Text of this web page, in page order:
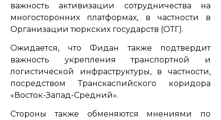
важность активизации сотрудничества на
многосторонних платформах, в частности в
Организации тюркских государств (ОТГ).
Ожидается, что Фидан также подтвердит
важность укрепления транспортной и
логистической инфраструктуры, в частности,
посредством Транскаспийского коридора
«Восток-Запад-Средний».
Стороны также обменяются мнениями по